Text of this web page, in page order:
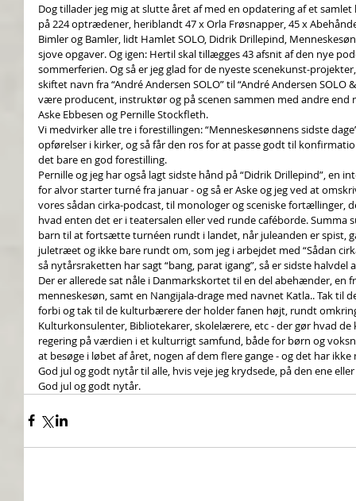
Dog tillader jeg mig at slutte året af med en opdatering af et
på 224 optrædener, heriblandt 47 x Orla Frøsnapper, 45 x
Bimler og Bamler, lidt Hamlet SOLO, Didrik Drillepind,
sjove opgaver. Og igen: Hertil skal tillægges 43 afsnit af den nye
sommerferien. Og så er jeg glad for de nyeste scenekunst-
skiftet navn fra “André Andersen SOLO” til “André Andersen SOLO
være producent, instruktør og på scenen sammen med andre end
Aske Ebbesen og Pernille Stockfleth.
Vi medvirker alle tre i forestillingen: “Menneskesønnens sidste dage
opførelser i kirker, og så får den ros for at passe godt til
det bare en god forestilling.
Pernille og jeg har også lagt sidste hånd på “Didrik Drillepind”, en
for alvor starter turné fra januar - og så er Aske og jeg ved at
vores sådan cirka-podcast, til monologer og sceniske fortællinger,
hvad enten det er i teatersalen eller ved runde caféborde. Summa
barn til at fortsætte turnéen rundt i landet, når juleanden er spist,
juletræet og ikke bare rundt om, som jeg i arbejdet med “Sådan
så nytårsraketten har sagt “bang, parat igang”, så er sidste halvdel
Der er allerede sat nåle i Danmarkskortet til en del abehænder, en
menneskesøn, samt en Nangijala-drage med navnet Katla.. Tak til
forbi og tak til de kulturbærere der holder fanen højt, rundt
Kulturkonsulenter, Bibliotekarer, skolelærere, etc - der gør hvad
regering på værdien i et kulturrigt samfund, både for børn og
at besøge i løbet af året, nogen af dem flere gange - og det har
God jul og godt nytår til alle, hvis veje jeg krydsede, på den ene
God jul og godt nytår.